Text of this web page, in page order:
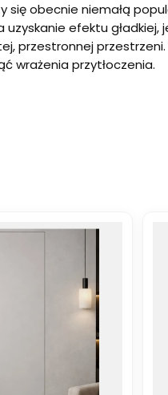
obecnie niemałą
efektu gładkiej,
przestronnej
wrażenia przytłoczenia.